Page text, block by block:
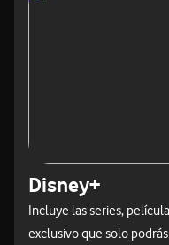
Disney+
Incluye las series,
exclusivo que solo